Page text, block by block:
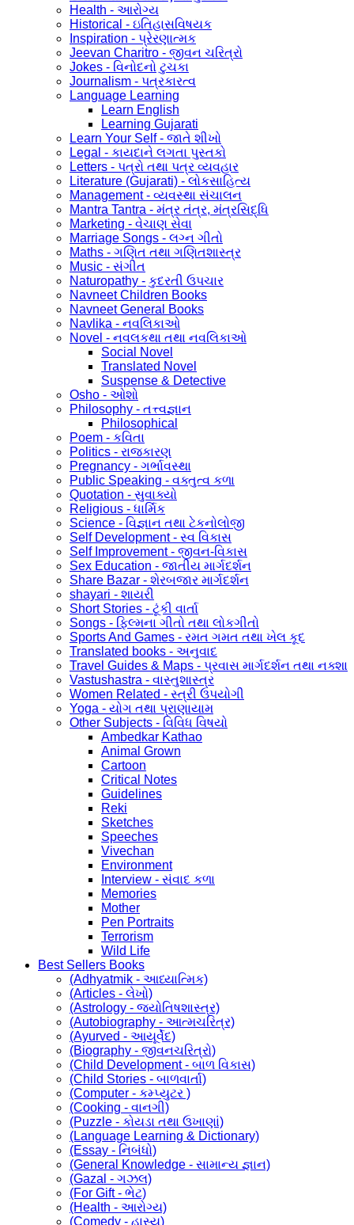
Health - આરોગ્ય
Historical - ઇતિહાસવિષયક
Inspiration - પ્રેરણાત્મક
Jeevan Charitro - જીવન ચરિત્રો
Jokes - વિનોદનો ટુચકા
Journalism - પત્રકારત્વ
Language Learning
Learn English
Learning Gujarati
Learn Your Self - જાતે શીખો
Legal - કાયદાને લગતા પુસ્તકો
Letters - પત્રો તથા પત્ર વ્યવહાર
Literature (Gujarati) - લોકસાહિત્ય
Management - વ્યવસ્થા સંચાલન
Mantra Tantra - મંત્ર તંત્ર, મંત્રસિદ્ધિ
Marketing - વેચાણ સેવા
Marriage Songs - લગ્ન ગીતો
Maths - ગણિત તથા ગણિતશાસ્ત્ર
Music - સંગીત
Naturopathy - કુદરતી ઉપચાર
Navneet Children Books
Navneet General Books
Navlika - નવલિકાઓ
Novel - નવલકથા તથા નવલિકાઓ
Social Novel
Translated Novel
Suspense & Detective
Osho - ઓશો
Philosophy - તત્ત્વજ્ઞાન
Philosophical
Poem - કવિતા
Politics - રાજકારણ
Pregnancy - ગર્ભાવસ્થા
Public Speaking - વક્તુત્વ કળા
Quotation - સુવાક્યો
Religious - ધાર્મિક
Science - વિજ્ઞાન તથા ટેકનોલોજી
Self Development - સ્વ વિકાસ
Self Improvement - જીવન-વિકાસ
Sex Education - જાતીય માર્ગદર્શન
Share Bazar - શેરબજાર માર્ગદર્શન
shayari - શાયરી
Short Stories - ટૂંકી વાર્તા
Songs - ફિલ્મના ગીતો તથા લોકગીતો
Sports And Games - રમત ગમત તથા ખેલ કૂદ
Translated books - અનુવાદ
Travel Guides & Maps - પ્રવાસ માર્ગદર્શન તથા નક્શા
Vastushastra - વાસ્તુશાસ્ત્ર
Women Related - સ્ત્રી ઉપયોગી
Yoga - યોગ તથા પ્રાણાયામ
Other Subjects - વિવિધ વિષયો
Ambedkar Kathao
Animal Grown
Cartoon
Critical Notes
Guidelines
Reki
Sketches
Speeches
Vivechan
Environment
Interview - સંવાદ કળા
Memories
Mother
Pen Portraits
Terrorism
Wild Life
Best Sellers Books
(Adhyatmik - આધ્યાત્મિક)
(Articles - લેખો)
(Astrology - જ્યોતિષશાસ્ત્ર)
(Autobiography - આત્મચરિત્ર)
(Ayurved - આયૂર્વેદ)
(Biography - જીવનચરિત્રો)
(Child Development - બાળ વિકાસ)
(Child Stories - બાળવાર્તા)
(Computer - કમ્પ્યુટર )
(Cooking - વાનગી)
(Puzzle - કોયડા તથા ઉખાણાં)
(Language Learning & Dictionary)
(Essay - નિબંધો)
(General Knowledge - સામાન્ય જ્ઞાન)
(Gazal - ગઝલ)
(For Gift - ભેટ)
(Health - આરોગ્ય)
(Comedy - હાસ્ય)